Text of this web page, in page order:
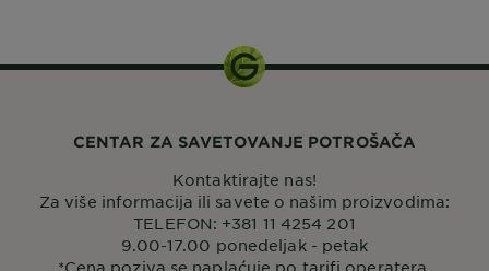
CENTAR ZA SAVETOVANJE POTROŠAČA
Kontaktirajte nas!
Za više informacija ili savete o našim proizvodima:
TELEFON: +381 11 4254 201
9.00-17.00 ponedeljak - petak
*Cena poziva se naplaćuje po tarifi operatera.